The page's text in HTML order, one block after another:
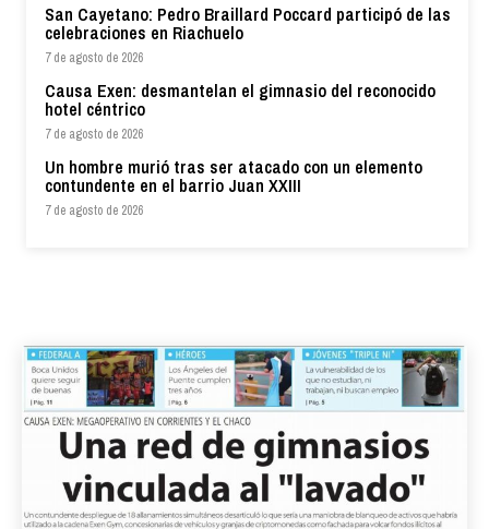
San Cayetano: Pedro Braillard Poccard participó de las
celebraciones en Riachuelo
7 de agosto de 2026
Causa Exen: desmantelan el gimnasio del reconocido
hotel céntrico
7 de agosto de 2026
Un hombre murió tras ser atacado con un elemento
contundente en el barrio Juan XXIII
7 de agosto de 2026